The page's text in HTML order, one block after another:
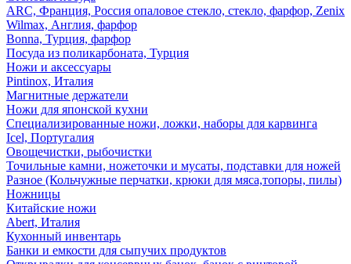
ARC, Франция, Россия опаловое стекло, стекло, фарфор, Zenix
Wilmax, Англия, фарфор
Bonna, Турция, фарфор
Посуда из поликарбоната, Турция
Ножи и аксессуары
Pintinox, Италия
Магнитные держатели
Ножи для японской кухни
Специализированные ножи, ложки, наборы для карвинга
Icel, Португалия
Овощечистки, рыбочистки
Точильные камни, ножеточки и мусаты, подставки для ножей
Разное (Кольчужные перчатки, крюки для мяса,топоры, пилы)
Ножницы
Китайские ножи
Abert, Италия
Кухонный инвентарь
Банки и емкости для сыпучих продуктов